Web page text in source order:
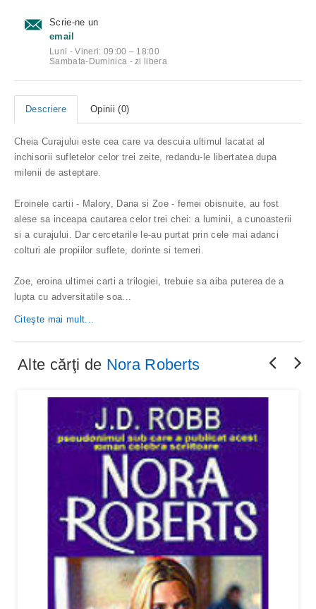
Scrie-ne un
email
Luni - Vineri: 09:00 – 18:00
Sambata-Duminica - zi libera
Descriere Opinii (0)
Cheia Curajului este cea care va descuia ultimul lacatat al
inchisorii sufletelor celor trei zeite, redandu-le libertatea dupa
milenii de asteptare.
Eroinele cartii - Malory, Dana si Zoe - femei obisnuite, au fost
alese sa inceapa cautarea celor trei chei: a luminii, a cunoasterii
si a curajului. Dar cercetarile le-au purtat prin cele mai adanci
colturi ale propiilor suflete, dorinte si temeri.
Zoe, eroina ultimei carti a trilogiei, trebuie sa aiba puterea de a
lupta cu adversitatile soa
Citeşte mai mult...
Alte cărţi de Nora Roberts